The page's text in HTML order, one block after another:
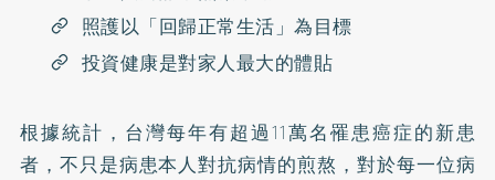
照護以「回歸正常生活」為目標
投資健康是對家人最大的體貼
根據統計，台灣每年有超過11萬名罹患癌症的新患
者，不只是病患本人對抗病情的煎熬，對於每一位病